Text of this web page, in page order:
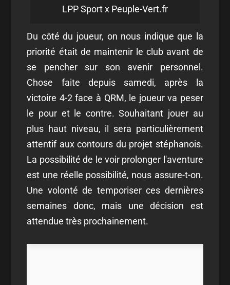
LPP Sport x Peuple-Vert.fr
Du côté du joueur, on nous indique que la
priorité était de maintenir le club avant de
se pencher sur son avenir personnel.
Chose faite depuis samedi, après la
victoire 4-2 face à QRM, le joueur va peser
le pour et le contre. Souhaitant jouer au
plus haut niveau, il sera particulièrement
attentif aux contours du projet stéphanois.
La possibilité de le voir prolonger l'aventure
est une réelle possibilité, nous assure-t-on.
Une volonté de temporiser ces dernières
semaines donc, mais une décision est
attendue très prochainement.